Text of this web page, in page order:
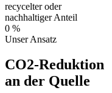
recycelter oder
nachhaltiger Anteil
0 %
Unser Ansatz
CO2-Reduktion
an der Quelle